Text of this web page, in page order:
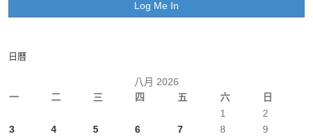
日曆
八月 2026
一
二 三 四 五 六 日
1
2
3
4 5 6 7 8
9